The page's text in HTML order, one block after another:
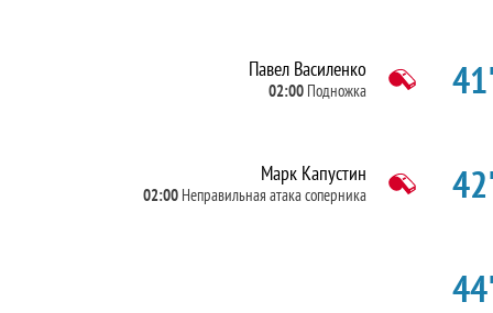
Павел Василенко
02:00 Подножка
Марк Капустин
02:00 Неправильная атака соперника